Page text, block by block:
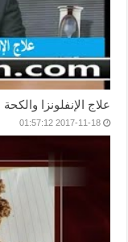
علاج الإنفلونزا
2017-11-18 01:57:12